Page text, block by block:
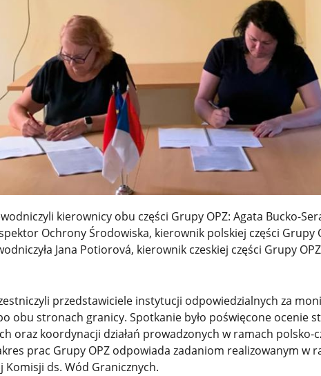
kierownicy obu części Grupy OPZ: Agata Bucko-
Ochrony Środowiska, kierownik polskiej części Grupy
Jana Potiorová, kierownik czeskiej części Grupy
przedstawiciele instytucji odpowiedzialnych za
obu stronach granicy. Spotkanie było poświęcone ocenie
oraz koordynacji działań prowadzonych w ramach polsko-
prac Grupy OPZ odpowiada zadaniom realizowanym w
Komisji ds. Wód Granicznych.